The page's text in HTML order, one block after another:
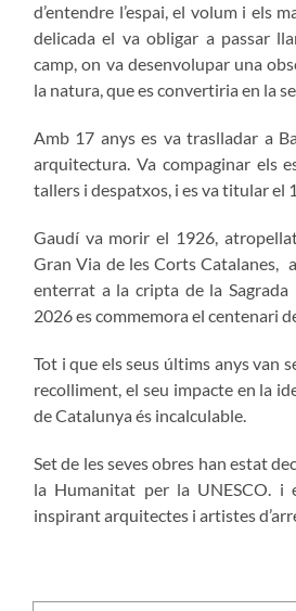
d’entendre l’espai, el volum i els
delicada el va obligar a passar
camp, on va desenvolupar una
la natura, que es convertiria en la
Amb 17 anys es va traslladar a
arquitectura. Va compaginar els
tallers i despatxos, i es va titular el
Gaudí va morir el 1926,
Gran Via de les Corts Catalanes,
enterrat a la cripta de la
2026 es commemora el centenari
Tot i que els seus últims anys van
recolliment, el seu impacte en la
de Catalunya és incalculable.
Set de les seves obres han estat
la Humanitat per la UNESCO. i
inspirant arquitectes i artistes